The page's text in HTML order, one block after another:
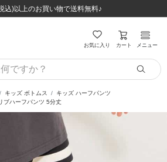
込)以上のお買い物で送料無料♪
額！！8/12(水)お昼12:59まで！！
込)以上のお買い物で送料無料♪
額！！8/12(水)お昼12:59まで！！
お気に入り カート メニュー
キッズ ボトムス
キッズ ハーフパンツ
ハーフパンツ 5分丈